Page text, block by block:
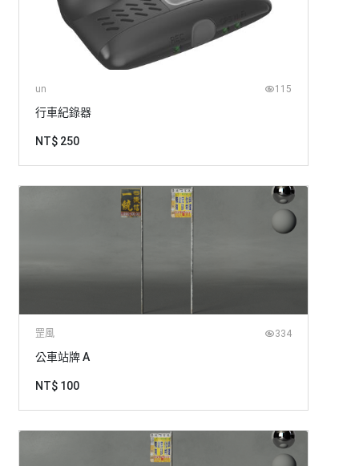
un 115
行車紀錄器
NT$ 250
罡風 334
公車站牌 A
NT$ 100